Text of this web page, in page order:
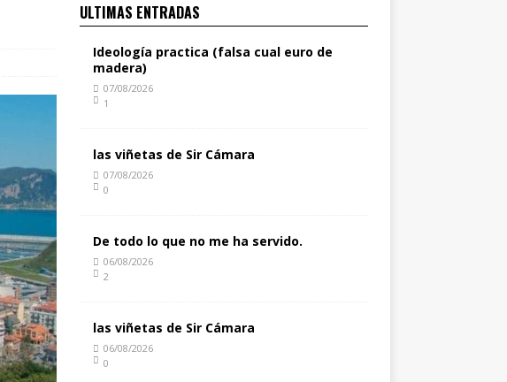
ULTIMAS ENTRADAS
Ideología practica (falsa cual euro de
madera)
07/08/2026
1
las viñetas de Sir Cámara
07/08/2026
0
De todo lo que no me ha servido.
06/08/2026
2
las viñetas de Sir Cámara
06/08/2026
0